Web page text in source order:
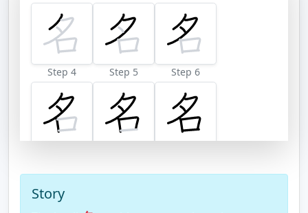
Step 4 Step 5 Step 6
Story